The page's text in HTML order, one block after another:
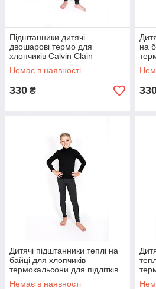
Підштанники дитячі
двошарові термо для
хлопчиків Calvin Clain
термокальсони для підлітків
10-11 років
Немає в наявності
330 ₴
на
12-
Дитячі підштанники теплі на
байці для хлопчиків
термокальсони для підлітків
10-11 років
Немає в наявності
8-9